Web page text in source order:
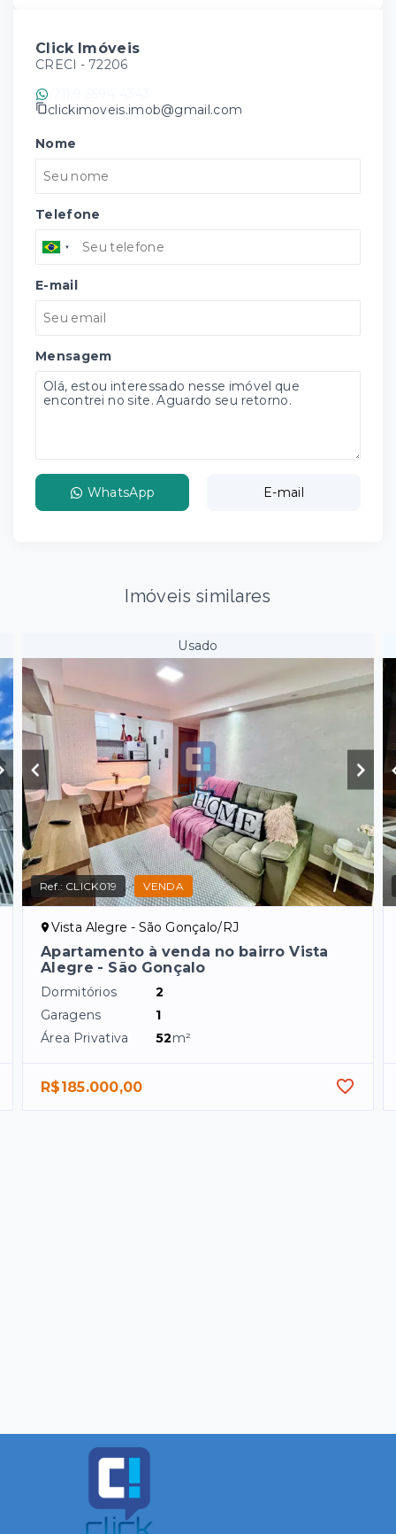
Click Imóveis
CRECI - 72206
clickimoveis.imob@gmail.com
Nome
Telefone
E-mail
Mensagem
WhatsApp E-mail
Imóveis similares
Usado
Ref.: CLICK019 VENDA
Vista Alegre - São Gonçalo/RJ
Apartamento à venda no bairro Vista
Alegre - São Gonçalo
Dormitórios
2
Garagens
1
Área Privativa
52m²
R$185.000,00